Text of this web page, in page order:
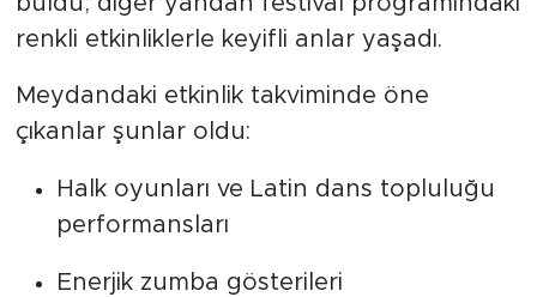
renkli etkinliklerle keyifli anlar yaşadı.
Meydandaki etkinlik takviminde öne
çıkanlar şunlar oldu:
Halk oyunları ve Latin dans topluluğu
performansları
Enerjik zumba gösterileri